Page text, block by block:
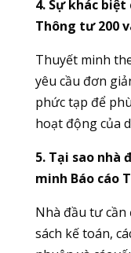
4. Sự khác
Thông tư 200
Thuyết minh
yêu cầu đơn
phức tạp để
hoạt động của
5. Tại sao nhà
minh Báo cáo
Nhà đầu tư cần
sách kế toán,